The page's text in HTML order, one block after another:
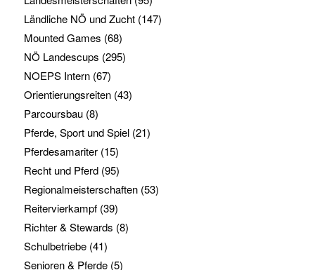
Ländliche NÖ und Zucht(147)
Mounted Games (68)
NÖ Landescups (295)
NOEPS Intern(67)
Orientierungsreiten(43)
Parcoursbau(8)
Pferde, Sport und Spiel(21)
Pferdesamariter(15)
Recht und Pferd(95)
Regionalmeisterschaften(53)
Reitervierkampf(39)
Richter & Stewards (8)
Schulbetriebe(41)
Senioren & Pferde(5)